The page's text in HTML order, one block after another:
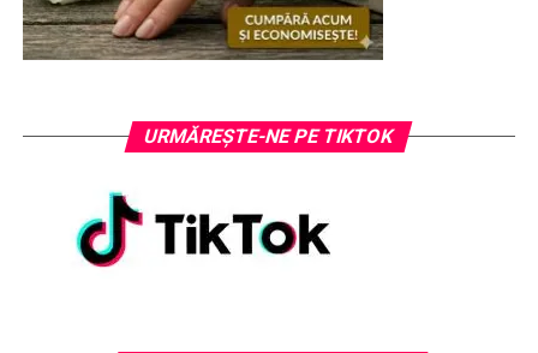
URMĂREȘTE-NE PE TIKTOK